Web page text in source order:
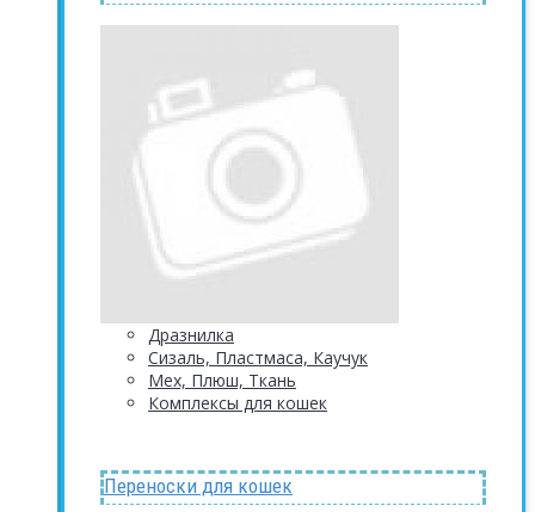
Дразнилка
Сизаль, Пластмаса, Каучук
Мех, Плюш, Ткань
Комплексы для кошек
Переноски для кошек